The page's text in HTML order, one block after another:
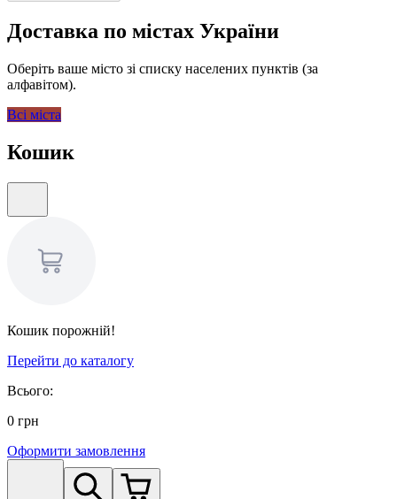
Доставка по містах України
Оберіть ваше місто зі списку населених пунктів (за
алфавітом).
Всі міста
Кошик
Кошик порожній!
Перейти до каталогу
Всього:
0 грн
Оформити замовлення